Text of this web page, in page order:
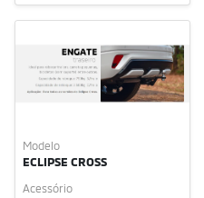
Modelo
ECLIPSE CROSS
Acessório